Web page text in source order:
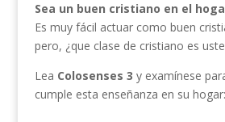
Sea un buen cristiano en el
Es muy fácil actuar como buen
pero, ¿que clase de cristiano es
Lea Colosenses 3 y examínese
cumple esta enseñanza en su hogar: